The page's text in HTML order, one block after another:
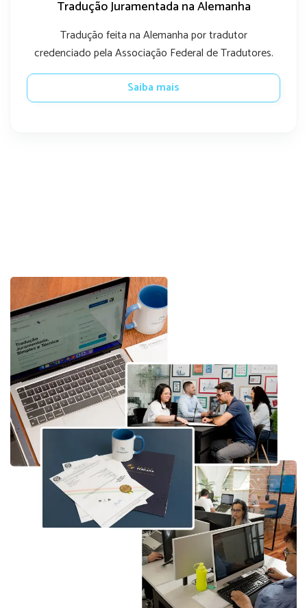
Tradução Juramentada na Alemanha
Tradução feita na Alemanha por tradutor
credenciado pela Associação Federal de Tradutores.
Saiba mais